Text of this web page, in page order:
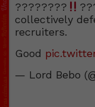
????????
collectively
recruiters.
Good
— Lord Bebo